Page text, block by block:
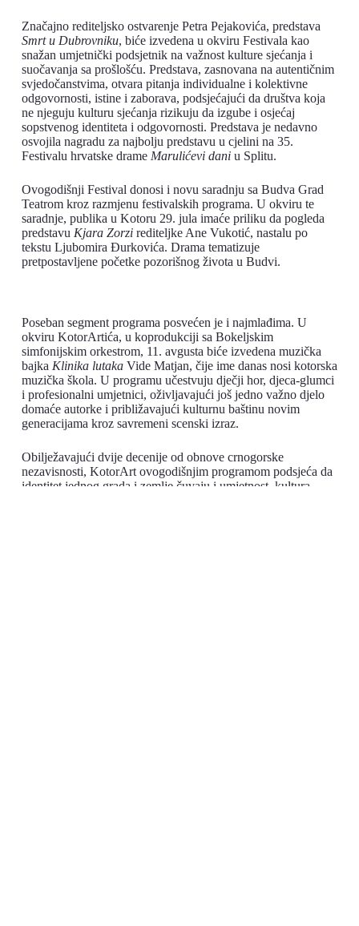
Značajno rediteljsko ostvarenje Petra Pejakovića, predstava
Smrt u Dubrovniku, biće izvedena u okviru Festivala kao
snažan umjetnički podsjetnik na važnost kulture sjećanja i
suočavanja sa prošlošću. Predstava, zasnovana na autentičnim
svjedočanstvima, otvara pitanja individualne i kolektivne
odgovornosti, istine i zaborava, podsjećajući da društva koja
ne njeguju kulturu sjećanja rizikuju da izgube i osjećaj
sopstvenog identiteta i odgovornosti. Predstava je nedavno
osvojila nagradu za najbolju predstavu u cjelini na 35.
Festivalu hrvatske drame Marulićevi daniu Splitu.
Ovogodišnji Festival donosi i novu saradnju sa Budva Grad
Teatrom kroz razmjenu festivalskih programa. U okviru te
saradnje, publika u Kotoru 29. jula imaće priliku da pogleda
predstavu Kjara Zorzirediteljke Ane Vukotić, nastalu po
tekstu Ljubomira Đurkovića. Drama tematizuje
pretpostavljene početke pozorišnog života u Budvi.
Poseban segment programa posvećen je i najmlađima. U
okviru KotorArtića, u koprodukciji sa Bokeljskim
simfonijskim orkestrom, 11. avgusta biće izvedena muzička
bajka Klinika lutakaVide Matjan, čije ime danas nosi kotorska
muzička škola. U programu učestvuju dječji hor, djeca-glumci
i profesionalni umjetnici, oživljavajući još jedno važno djelo
domaće autorke i približavajući kulturnu baštinu novim
generacijama kroz savremeni scenski izraz.
Obilježavajući dvije decenije od obnove crnogorske
nezavisnosti, KotorArt ovogodišnjim programom podsjeća da
identitet jednog grada i zemlje čuvaju i umjetnost, kultura